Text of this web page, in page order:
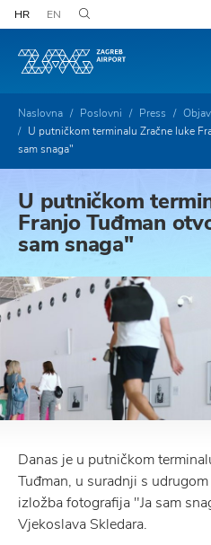
HR EN
Naslovna Poslovni Press
U putničkom terminalu Zračne luke
sam snaga"
U putničkom
Franjo Tuđman
sam snaga"
Danas je u putničkom
Tuđman, u suradnji s
izložba fotografija "Ja sam
Vjekoslava Skledara.